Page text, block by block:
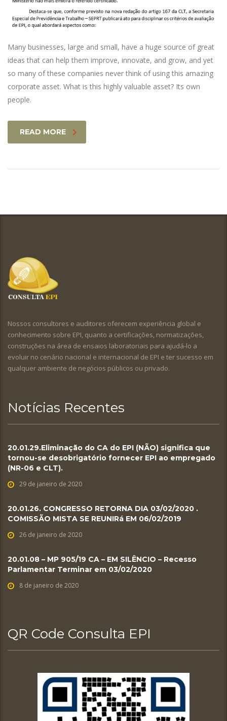
Many businesses, large and small, have a huge source of great
ideas that can help them improve, innovate, and grow, and yet
so many of these companies never think of using this amazing
corporate asset. What is this highly valuable asset? Its own
people.
READ MORE
Nossos consultores e auditores oferecem experiência global e
conhecimento sobre EPI, quanto a certificações, normatizações,
construções na área de ensaios laboratoriais para ajudá-lo a
evoluir no cenário nacional e internacional de EPI e ter sucesso em
qualquer ambiente de negócios públicos ou privado.
Notícias Recentes
20.01.29.Eliminação do CA do EPI (NÃO) significa que
tornou-se desobrigatório fornecer EPI ao empregado
(NR-06 e CLT).
29 de janeiro de 2020
20.01.26. CONGRESSO RETORNA DIA 03/02/2020 .
COMISSÃO MISTA SE REUNIRá EM 06/02/2019
26 de janeiro de 2020
20.01.08 – MP 905/19 CA – EM SILÊNCIO – Recesso
Parlamentar Terminar em 03/02/2020
8 de janeiro de 2020
QR Code Consulta EPI